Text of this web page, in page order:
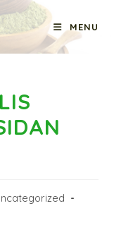
MENU